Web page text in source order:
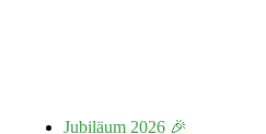
Jubiläum 2026 🎉